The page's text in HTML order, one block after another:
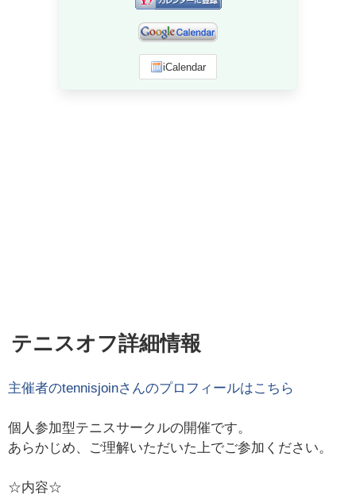
iCalendar
テニスオフ詳細情報
主催者のtennisjoinさんのプロフィールはこちら
個人参加型テニスサークルの開催です。
あらかじめ、ご理解いただいた上でご参加ください。
☆内容☆